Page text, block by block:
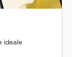
ideale